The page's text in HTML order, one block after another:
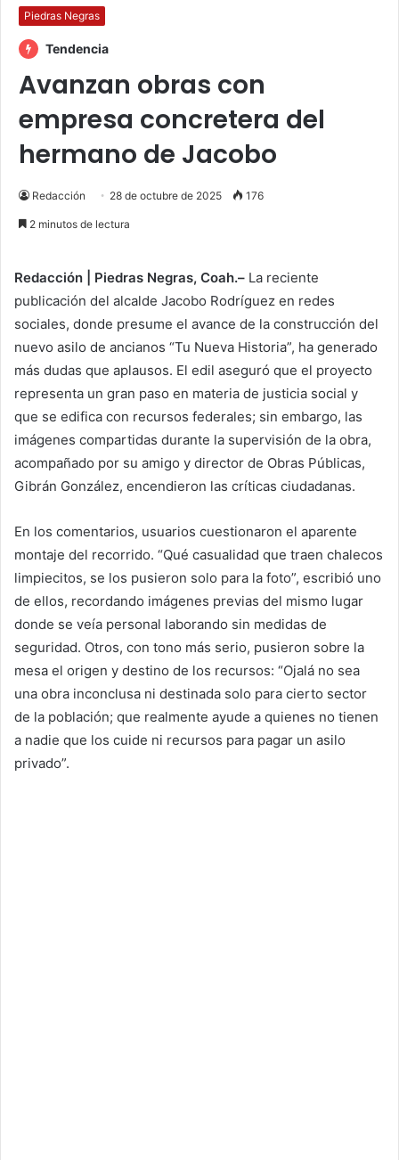
Piedras Negras
Tendencia
Avanzan obras con
empresa concretera del
hermano de Jacobo
Redacción 28 de octubre de 2025 176
2 minutos de lectura
Redacción | Piedras Negras, Coah.– La reciente
publicación del alcalde Jacobo Rodríguez en redes
sociales, donde presume el avance de la construcción del
nuevo asilo de ancianos “Tu Nueva Historia”, ha generado
más dudas que aplausos. El edil aseguró que el proyecto
representa un gran paso en materia de justicia social y
que se edifica con recursos federales; sin embargo, las
imágenes compartidas durante la supervisión de la obra,
acompañado por su amigo y director de Obras Públicas,
Gibrán González, encendieron las críticas ciudadanas.
En los comentarios, usuarios cuestionaron el aparente
montaje del recorrido. “Qué casualidad que traen chalecos
limpiecitos, se los pusieron solo para la foto”, escribió uno
de ellos, recordando imágenes previas del mismo lugar
donde se veía personal laborando sin medidas de
seguridad. Otros, con tono más serio, pusieron sobre la
mesa el origen y destino de los recursos: “Ojalá no sea
una obra inconclusa ni destinada solo para cierto sector
de la población; que realmente ayude a quienes no tienen
a nadie que los cuide ni recursos para pagar un asilo
privado”.